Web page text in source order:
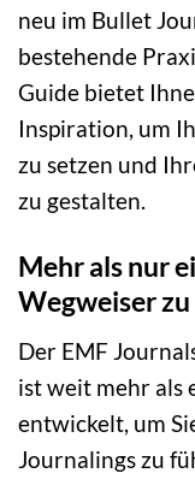
neu im Bullet
bestehende
Guide bietet
Inspiration, um
zu setzen und
zu gestalten.
Mehr als nur
Wegweiser
Der EMF
ist weit mehr als
entwickelt, um
Journalings zu